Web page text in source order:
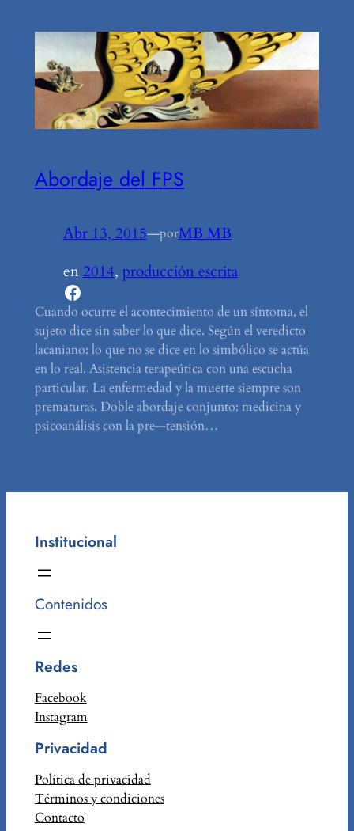
Abordaje del FPS
Abr 13, 2015—porMB MB
en 2014, producción escrita
Facebook
Cuando ocurre el acontecimiento de un síntoma, el
sujeto dice sin saber lo que dice. Según el veredicto
lacaniano: lo que no se dice en lo simbólico se actúa
en lo real. Asistencia terapeútica con una escucha
particular. La enfermedad y la muerte siempre son
prematuras. Doble abordaje conjunto: medicina y
psicoanálisis con la pre—tensión…
Institucional
Contenidos
Redes
Facebook
Instagram
Privacidad
Política de privacidad
Términos y condiciones
Contacto